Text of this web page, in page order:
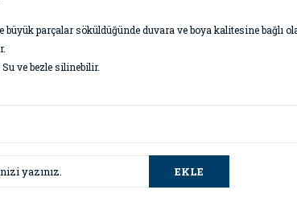
parçalar söküldüğünde duvara ve boya kalitesine bağlı
Su ve bezle silinebilir.
EKLE